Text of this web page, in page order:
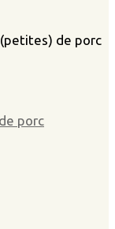
de porc